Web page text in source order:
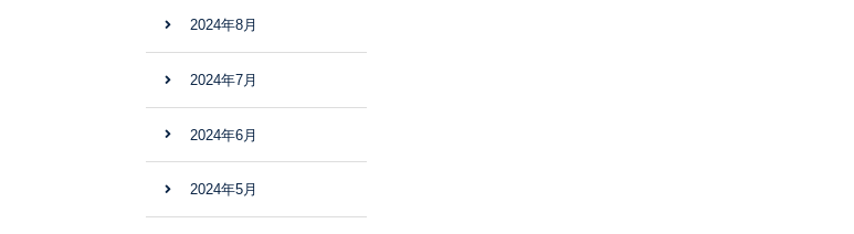
2024年8月
2024年7月
2024年6月
2024年5月